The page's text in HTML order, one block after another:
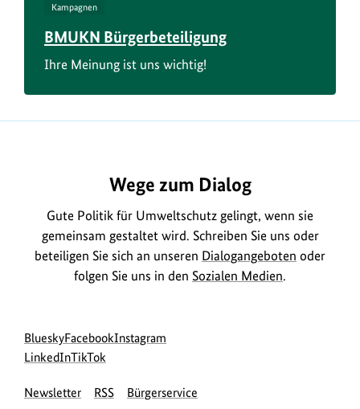
Kampagnen
BMUKN Bürgerbeteiligung
Ihre Meinung ist uns wichtig!
Wege zum Dialog
Gute Politik für Umweltschutz gelingt, wenn sie
gemeinsam gestaltet wird. Schreiben Sie uns oder
beteiligen Sie sich an unseren Dialogangeboten oder
folgen Sie uns in den Sozialen Medien.
Social
Media
Blueskyzur
Bluesky-
des
Facebookzur
des
Instagram
des
LinkedInzur
Seite
zur
Seite
TikTok
Newsletter RSS Bürgerservice